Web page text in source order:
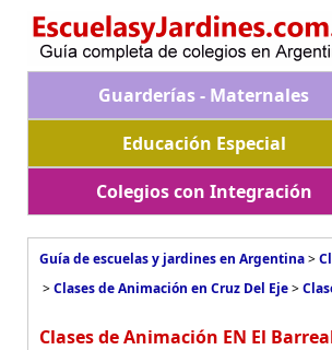
Guarderías - Maternales
Educación Especial
Colegios con Integración
Guía de escuelas y jardines en Argentina>
>Clases de Animación en Cruz Del Eje>
Clases de Animación EN El